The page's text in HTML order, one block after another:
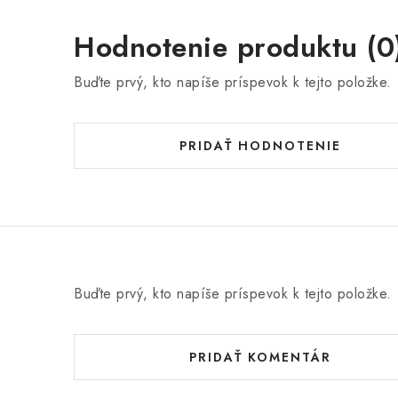
Hodnotenie produktu
Buďte prvý, kto napíše príspevok k tejto položke.
PRIDAŤ HODNOTENIE
Buďte prvý, kto napíše príspevok k tejto položke.
PRIDAŤ KOMENTÁR